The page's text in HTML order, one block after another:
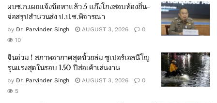
ผบช.ก.เผยแจ้งข้อหาแล้ว 5 แก๊งโกงสอบท้องถิ่น-
จ่อสรุปสำนวนส่ง ป.ป.ช.พิจารณา
by Dr. Parvinder Singh AUGUST 3, 2026
0
10
จีนอ่วม ! สภาพอากาศสุดขั้วถล่ม ซูเปอร์เอลนีโญ
รุนแรงสุดในรอบ 150 ปีส่อเค้าเล่นงาน
by Dr. Parvinder Singh AUGUST 3, 2026
0
5